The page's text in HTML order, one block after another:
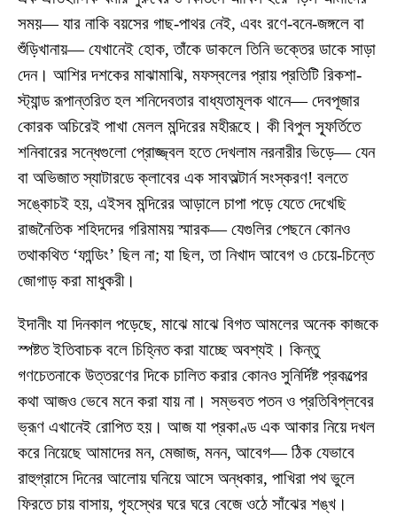
সময়— যার নাকি বয়সের গাছ-পাথর নেই, এবং রণে-বনে-জঙ্গলে বা
শুঁড়িখানায়— যেখানেই হোক, তাঁকে ডাকলে তিনি ভক্তের ডাকে সাড়া
দেন। আশির দশকের মাঝামাঝি, মফস্বলের প্রায় প্রতিটি রিকশা-
স্ট্যান্ড রূপান্তরিত হল শনিদেবতার বাধ্যতামূলক থানে— দেবপূজার
কোরক অচিরেই পাখা মেলল মন্দিরের মহীরূহে। কী বিপুল স্ফূর্তিতে
শনিবারের সন্ধেগুলো প্রোজ্জ্বল হতে দেখলাম নরনারীর ভিড়ে— যেন
বা অভিজাত স্যাটারডে ক্লাবের এক সাবঅল্টার্ন সংস্করণ! বলতে
সঙ্কোচই হয়, এইসব মন্দিরের আড়ালে চাপা পড়ে যেতে দেখেছি
রাজনৈতিক শহিদদের গরিমাময় স্মারক— যেগুলির পেছনে কোনও
তথাকথিত ‘ফান্ডিং’ ছিল না; যা ছিল, তা নিখাদ আবেগ ও চেয়ে-চিন্তে
জোগাড় করা মাধুকরী।
ইদানীং যা দিনকাল পড়েছে, মাঝে মাঝে বিগত আমলের অনেক কাজকে
স্পষ্টত ইতিবাচক বলে চিহ্নিত করা যাচ্ছে অবশ্যই। কিন্তু
গণচেতনাকে উত্তরণের দিকে চালিত করার কোনও সুনির্দিষ্ট প্রকল্পের
কথা আজও ভেবে মনে করা যায় না। সম্ভবত পতন ও প্রতিবিপ্লবের
ভ্রূণ এখানেই রোপিত হয়। আজ যা প্রকাণ্ড এক আকার নিয়ে দখল
করে নিয়েছে আমাদের মন, মেজাজ, মনন, আবেগ— ঠিক যেভাবে
রাহুগ্রাসে দিনের আলোয় ঘনিয়ে আসে অন্ধকার, পাখিরা পথ ভুলে
ফিরতে চায় বাসায়, গৃহস্থের ঘরে ঘরে বেজে ওঠে সাঁঝের শঙ্খ।